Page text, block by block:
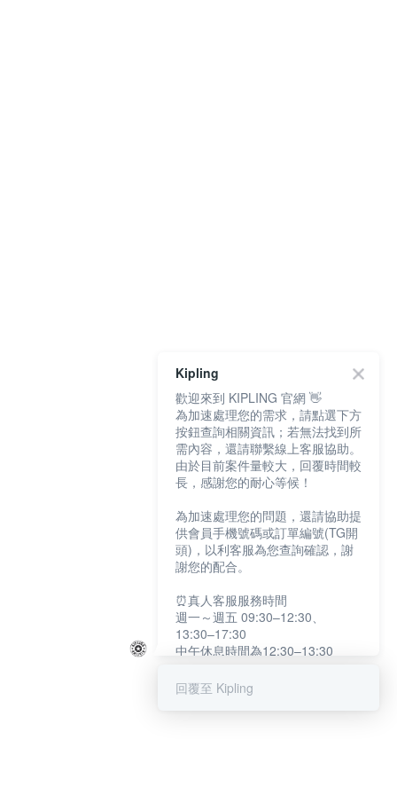
Kipling
歡迎來到 KIPLING 官網 👋
為加速處理您的需求，請點選下方
按鈕查詢相關資訊；若無法找到所
需內容，還請聯繫線上客服協助。
由於目前案件量較大，回覆時間較
長，感謝您的耐心等候！
為加速處理您的問題，還請協助提
供會員手機號碼或訂單編號(TG開
頭)，以利客服為您查詢確認，謝
謝您的配合。
⏰真人客服服務時間
週一～週五 09:30–12:30、
13:30–17:30
中午休息時間為12:30–13:30
提醒您：系統會自動已讀訊息，如
回覆至 Kipling